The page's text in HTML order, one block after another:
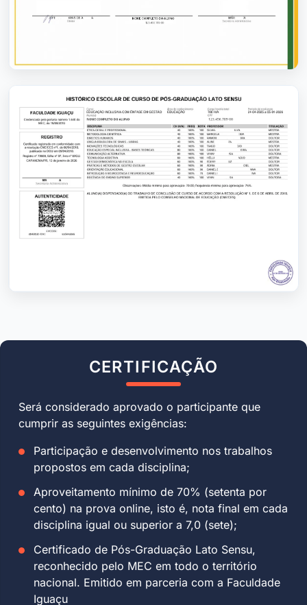
CERTIFICAÇÃO
Será considerado aprovado o participante que
cumprir as seguintes exigências:
Participação e desenvolvimento nos trabalhos
propostos em cada disciplina;
Aproveitamento mínimo de 70% (setenta por
cento) na prova online, isto é, nota final em cada
disciplina igual ou superior a 7,0 (sete);
Certificado de Pós-Graduação Lato Sensu,
reconhecido pelo MEC em todo o território
nacional. Emitido em parceria com a Faculdade
Iguaçu